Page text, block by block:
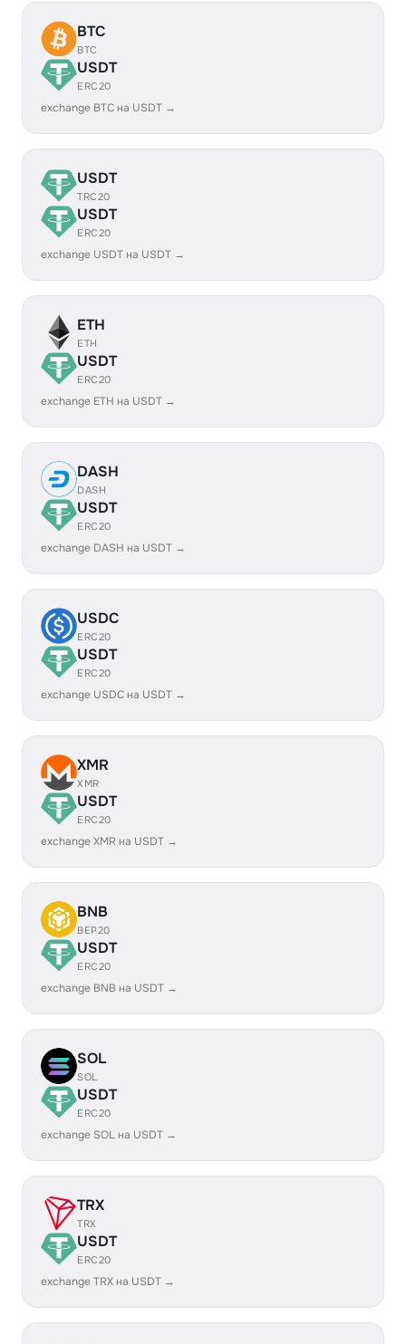
BTC
BTC
USDT
ERC20
exchange BTC на USDT →
USDT
TRC20
USDT
ERC20
exchange USDT на USDT →
ETH
ETH
USDT
ERC20
exchange ETH на USDT →
DASH
DASH
USDT
ERC20
exchange DASH на USDT →
USDC
ERC20
USDT
ERC20
exchange USDC на USDT →
XMR
XMR
USDT
ERC20
exchange XMR на USDT →
BNB
BEP20
USDT
ERC20
exchange BNB на USDT →
SOL
SOL
USDT
ERC20
exchange SOL на USDT →
TRX
TRX
USDT
ERC20
exchange TRX на USDT →